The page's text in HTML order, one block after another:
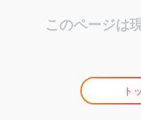
このページは